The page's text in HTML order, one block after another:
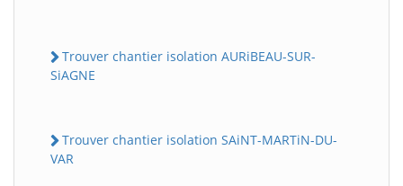
Trouver chantier isolation AURiBEAU-SUR-
SiAGNE
Trouver chantier isolation SAiNT-MARTiN-DU-
VAR